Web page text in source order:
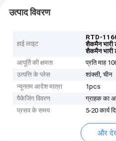
उत्पाद विवरण
हाई लाइट
RTD-
शैकमैन भारी
शैकमैन भारी
आपूर्ति की क्षमता
प्रति माह
उत्पत्ति के प्लेस
शांक्सी, चीन
न्यूनतम आदेश मात्रा
1pcs
पैकेजिंग विवरण
ग्राहक का
प्रसव के समय
5-20 कार्य
और